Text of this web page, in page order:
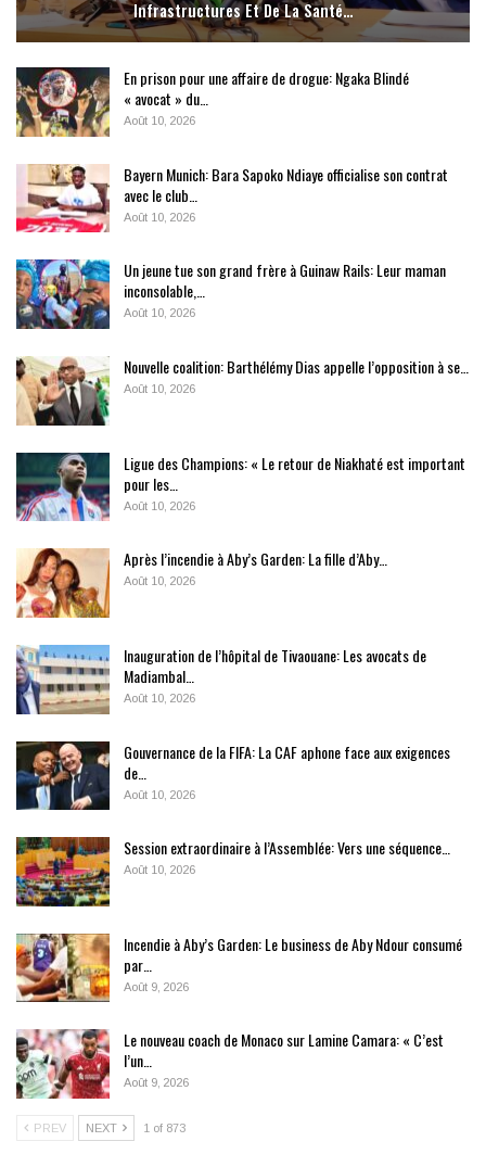
Infrastructures Et De La Santé…
En prison pour une affaire de drogue: Ngaka Blindé
« avocat » du…
Août 10, 2026
Bayern Munich: Bara Sapoko Ndiaye officialise son contrat
avec le club…
Août 10, 2026
Un jeune tue son grand frère à Guinaw Rails: Leur maman
inconsolable,…
Août 10, 2026
Nouvelle coalition: Barthélémy Dias appelle l’opposition à se…
Août 10, 2026
Ligue des Champions: « Le retour de Niakhaté est important
pour les…
Août 10, 2026
Après l’incendie à Aby’s Garden: La fille d’Aby…
Août 10, 2026
Inauguration de l’hôpital de Tivaouane: Les avocats de
Madiambal…
Août 10, 2026
Gouvernance de la FIFA: La CAF aphone face aux exigences
de…
Août 10, 2026
Session extraordinaire à l’Assemblée: Vers une séquence…
Août 10, 2026
Incendie à Aby’s Garden: Le business de Aby Ndour consumé
par…
Août 9, 2026
Le nouveau coach de Monaco sur Lamine Camara: « C’est
l’un…
Août 9, 2026
PREV NEXT 1 of 873